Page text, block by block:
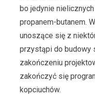
bo jedynie
propanem-butanem.
unoszące się z
przystąpi do budowy
zakończeniu
zakończyć się
kopciuchów.